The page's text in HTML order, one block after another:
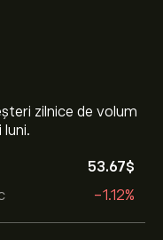
zilnice de volum
53.67‎$‎
-1.12%